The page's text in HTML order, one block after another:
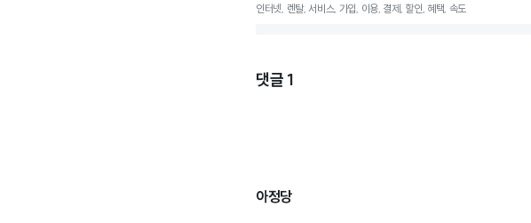
인터넷, 렌탈, 서비스, 가입, 이용, 결제, 할인, 혜택, 속도
댓글 1
아정당